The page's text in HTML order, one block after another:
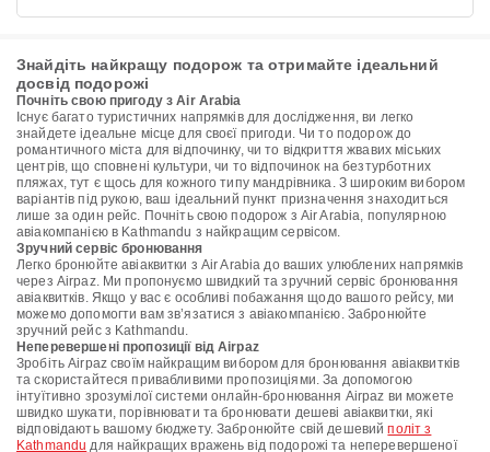
Знайдіть найкращу подорож та отримайте ідеальний
досвід подорожі
Почніть свою пригоду з Air Arabia
Існує багато туристичних напрямків для дослідження, ви легко
знайдете ідеальне місце для своєї пригоди. Чи то подорож до
романтичного міста для відпочинку, чи то відкриття жвавих міських
центрів, що сповнені культури, чи то відпочинок на безтурботних
пляжах, тут є щось для кожного типу мандрівника. З широким вибором
варіантів під рукою, ваш ідеальний пункт призначення знаходиться
лише за один рейс. Почніть свою подорож з Air Arabia, популярною
авіакомпанією в Kathmandu з найкращим сервісом.
Зручний сервіс бронювання
Легко бронюйте авіаквитки з Air Arabia до ваших улюблених напрямків
через Airpaz. Ми пропонуємо швидкий та зручний сервіс бронювання
авіаквитків. Якщо у вас є особливі побажання щодо вашого рейсу, ми
можемо допомогти вам зв’язатися з авіакомпанією. Забронюйте
зручний рейс з Kathmandu.
Неперевершені пропозиції від Airpaz
Зробіть Airpaz своїм найкращим вибором для бронювання авіаквитків
та скористайтеся привабливими пропозиціями. За допомогою
інтуїтивно зрозумілої системи онлайн-бронювання Airpaz ви можете
швидко шукати, порівнювати та бронювати дешеві авіаквитки, які
відповідають вашому бюджету. Забронюйте свій дешевийполіт з
Kathmandu для найкращих вражень від подорожі та неперевершеної